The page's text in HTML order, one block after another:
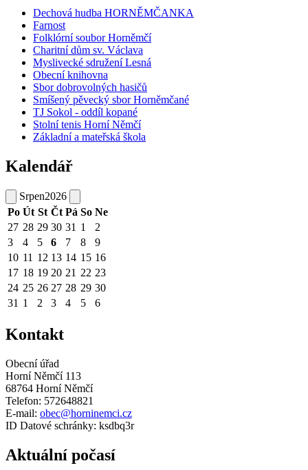
Dechová hudba HORNĚMČANKA
Farnost
Folklórní soubor Horněmčí
Charitní dům sv. Václava
Myslivecké sdružení Lesná
Obecní knihovna
Sbor dobrovolných hasičů
Smíšený pěvecký sbor Horněmčané
TJ Sokol - oddíl kopané
Stolní tenis Horní Němčí
Základní a mateřská škola
Kalendář
Srpen2026
Po Út St Čt Pá So Ne
27 28 29 30 31 1
2
3
4 5 6 7 8
9
10 11 12 13 14 15 16
17 18 19 20 21 22 23
24 25 26 27 28 29 30
31 1 2 3 4 5 6
Kontakt
Obecní úřad
Horní Němčí 113
68764 Horní Němčí
Telefon: 572648821
E-mail: obec@horninemci.cz
ID Datové schránky: ksdbq3r
Aktuální počasí